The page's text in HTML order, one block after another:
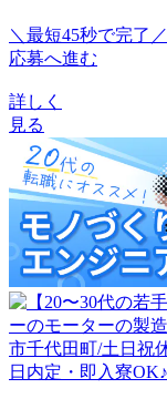
＼最短45秒で完了／
応募へ進む
詳しく
見る